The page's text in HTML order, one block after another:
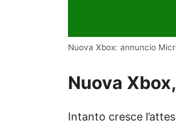
Nuova Xbox: annuncio
Nuova
Intanto cresce